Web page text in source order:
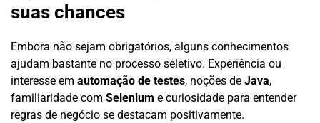
suas chances
Embora não sejam obrigatórios, alguns conhecimentos
ajudam bastante no processo seletivo. Experiência ou
interesse em automação de testes, noções de Java,
familiaridade com Selenium e curiosidade para entender
regras de negócio se destacam positivamente.